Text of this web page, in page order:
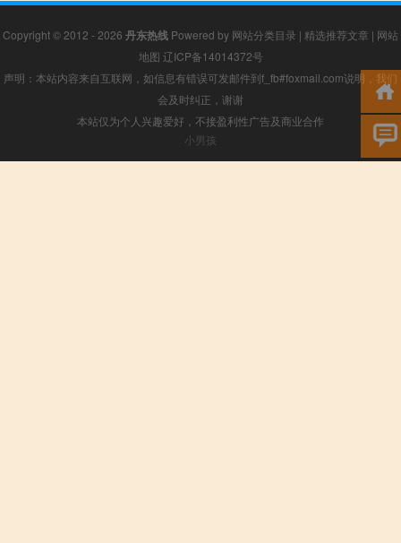
Copyright © 2012 - 2026 丹东热线 Powered by 网站分类目录 | 精选推荐文章 | 网站
地图 辽ICP备14014372号
声明：本站内容来自互联网，如信息有错误可发邮件到f_fb#foxmail.com说明，我们
会及时纠正，谢谢
本站仅为个人兴趣爱好，不接盈利性广告及商业合作
小男孩